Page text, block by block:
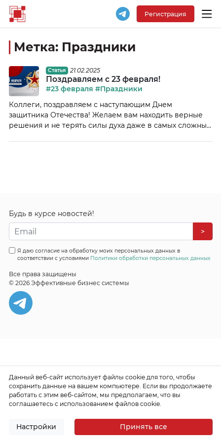
Регистрация
Метка: Праздники
Статья 21.02.2025
Поздравляем с 23 февраля!
#23 февраля #Праздники
Коллеги, поздравляем с наступающим Днем
защитника Отечества! Желаем вам находить верные
решения и не терять силы духа даже в самых сложных
Будь в курсе новостей!
>
Я даю согласие на обработку моих персональных данных в
соответствии с условиями Политики обработки персональных данных
Все права защищены
© 2026 Эффективные бизнес системы
Данный веб-сайт использует файлы cookie для того, чтобы
сохранить данные на вашем компьютере. Если вы продолжаете
работать с этим веб-сайтом, мы предполагаем, что вы
соглашаетесь с использованием файлов cookie.
Настройки Принять все